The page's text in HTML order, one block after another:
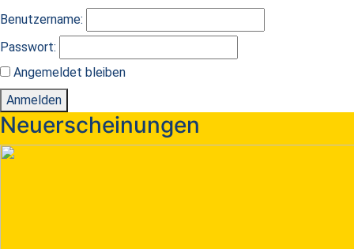
Benutzername:
Passwort:
Angemeldet bleiben
Anmelden
Neuerscheinungen